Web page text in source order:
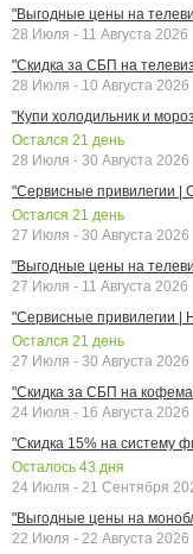
"Выгодные цены на
28 Июля - 11 Августа 2026
"Скидка за СБП на
28 Июля - 10 Августа 2026
"Купи холодильник и
Остался 21 день
28 Июля - 30 Августа 2026
"Сервисные привилегии |
Остался 21 день
27 Июля - 30 Августа 2026
"Выгодные цены на
27 Июля - 11 Августа 2026
"Сервисные привилегии |
Остался 21 день
27 Июля - 30 Августа 2026
"Скидка за СБП на
24 Июля - 16 Августа 2026
"Скидка 15% на систему
Осталось 43 дня
24 Июля - 21 Сентября
"Выгодные цены на
22 Июля - 22 Августа 2026